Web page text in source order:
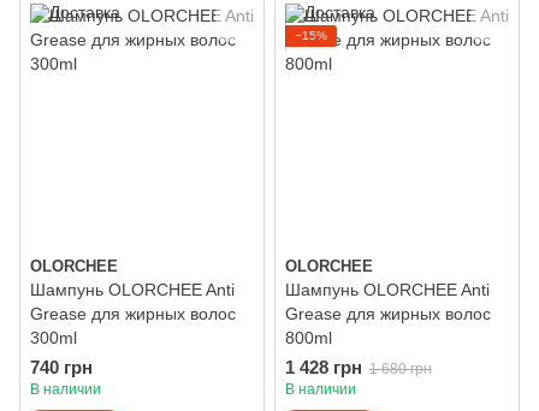
OLORCHEE
Шампунь OLORCHEE Anti
Grease для жирных волос
300ml
740 грн
В наличии
−15%
OLORCHEE
Шампунь OLORCHEE Anti
Grease для жирных волос
800ml
1 428 грн 1 680 грн
В наличии